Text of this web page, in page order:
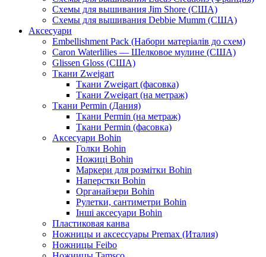
Схемы для вышивания Jim Shore (США)
Схемы для вышивания Debbie Mumm (США)
Аксесуари
Embellishment Pack (Набори матеріалів до схем)
Caron Waterlilies — Шелковое мулине (США)
Glissen Gloss (США)
Ткани Zweigart
Ткани Zweigart (фасовка)
Ткани Zweigart (на метраж)
Ткани Permin (Дания)
Ткани Permin (на метраж)
Ткани Permin (фасовка)
Аксесуари Bohin
Голки Bohin
Ножиці Bohin
Маркери для розмітки Bohin
Наперстки Bohin
Органайзери Bohin
Рулетки, сантиметри Bohin
Інші аксесуари Bohin
Пластиковая канва
Ножницы и аксессуары Premax (Италия)
Ножницы Feibo